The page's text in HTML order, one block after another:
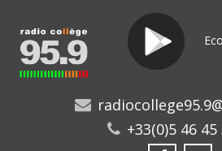
+33(0)5 46 45